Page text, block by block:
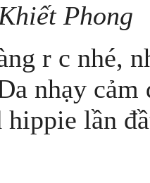
Phong
r c nhé,
nhạy
hippie lần